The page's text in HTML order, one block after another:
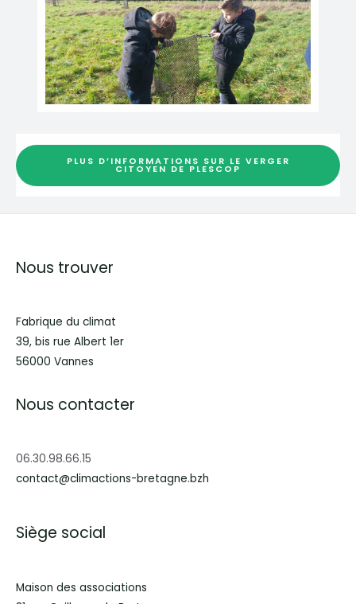
PLUS D’INFORMATIONS SUR LE VERGER
CITOYEN DE PLESCOP
Nous trouver
Fabrique du climat
39, bis rue Albert 1er
56000 Vannes
Nous contacter
06.30.98.66.15
contact@climactions-bretagne.bzh
Siège social
Maison des associations